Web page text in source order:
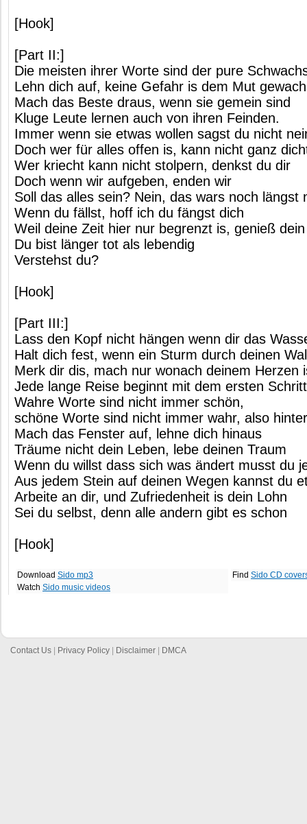
[Hook]
[Part II:]
Die meisten ihrer Worte sind der pure
Lehn dich auf, keine Gefahr is dem Mut
Mach das Beste draus, wenn sie gemein sind
Kluge Leute lernen auch von ihren Feinden.
Immer wenn sie etwas wollen sagst du nicht
Doch wer für alles offen is, kann nicht ganz
Wer kriecht kann nicht stolpern, denkst du dir
Doch wenn wir aufgeben, enden wir
Soll das alles sein? Nein, das wars noch längst
Wenn du fällst, hoff ich du fängst dich
Weil deine Zeit hier nur begrenzt is, genieß
Du bist länger tot als lebendig
Verstehst du?
[Hook]
[Part III:]
Lass den Kopf nicht hängen wenn dir das
Halt dich fest, wenn ein Sturm durch deinen
Merk dir dis, mach nur wonach deinem Herzen
Jede lange Reise beginnt mit dem ersten Schritt
Wahre Worte sind nicht immer schön,
schöne Worte sind nicht immer wahr, also
Mach das Fenster auf, lehne dich hinaus
Träume nicht dein Leben, lebe deinen Traum
Wenn du willst dass sich was ändert musst du
Aus jedem Stein auf deinen Wegen kannst du
Arbeite an dir, und Zufriedenheit is dein Lohn
Sei du selbst, denn alle andern gibt es schon
[Hook]
Download Sido mp3
Watch Sido music videos
Find Sido CD
Contact Us Privacy Policy Disclaimer DMCA